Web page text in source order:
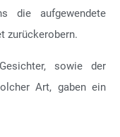
die aufgewendete
zurückerobern.
sowie der
Art, gaben ein